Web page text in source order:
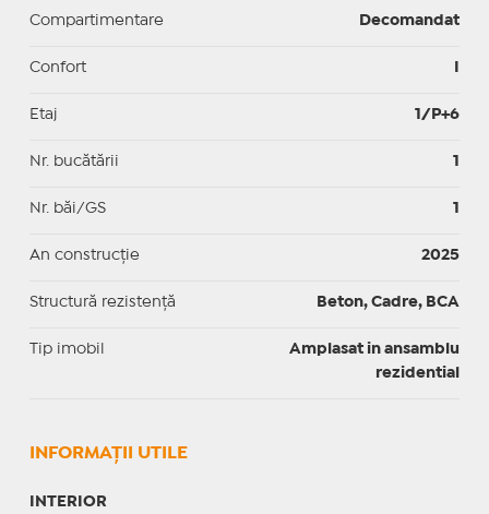
Compartimentare Decomandat
Confort
Etaj 1/P+6
Nr. bucătării 1
Nr. băi/GS 1
An construcție 2025
Structură rezistență Beton, Cadre, BCA
Tip imobil
Amplasat in ansamblu
rezidential
INFORMAŢII UTILE
INTERIOR